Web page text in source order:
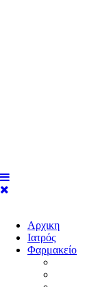
Αρχικη
Ιατρός
Φαρμακείο